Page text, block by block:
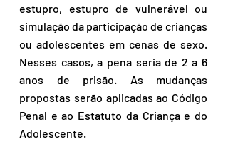
estupro, estupro de vulnerável ou
simulação da participação de crianças
ou adolescentes em cenas de sexo.
Nesses casos, a pena seria de 2 a 6
anos de prisão. As mudanças
propostas serão aplicadas ao Código
Penal e ao Estatuto da Criança e do
Adolescente.